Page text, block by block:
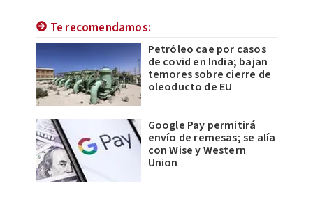
Te recomendamos:
Petróleo cae por casos
de covid en India; bajan
temores sobre cierre de
oleoducto de EU
Google Pay permitirá
envío de remesas; se alía
con Wise y Western
Union